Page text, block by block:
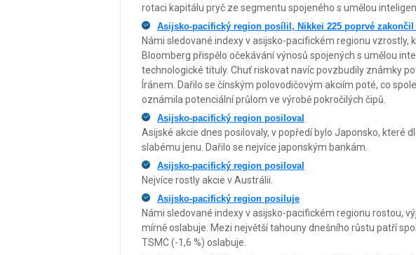
rotaci kapitálu pryč ze segmentu spojeného s umělou
Asijsko-pacifický region posílil, Nikkei 225 poprvé zakončil
Námi sledované indexy v asijsko-pacifickém regionu vzrostly,
Bloomberg přispělo očekávání výnosů spojených s umělou
technologické tituly. Chuť riskovat navíc povzbudily známky
Íránem. Dařilo se čínským polovodičovým akciím poté, co
oznámila potenciální průlom ve výrobě pokročilých čipů.
Asijsko-pacifický region posiloval
Asijské akcie dnes posilovaly, v popředí bylo Japonsko, které
slabému jenu. Dařilo se nejvíce japonským bankám.
Asijsko-pacifický region posiloval
Nejvíce rostly akcie v Austrálii.
Asijsko-pacifický region posiluje
Námi sledované indexy v asijsko-pacifickém regionu rostou,
mírně oslabuje. Mezi největší tahouny dnešního růstu patří
TSMC (-1,6 %) oslabuje.